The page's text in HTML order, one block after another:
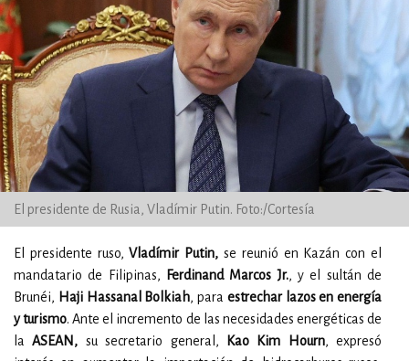
El presidente de Rusia, Vladímir Putin. Foto:/Cortesía
El presidente ruso,Vladímir Putin, se reunió en Kazán con el
mandatario de Filipinas,
Ferdinand Marcos Jr., y el sultán de
Brunéi, Haji Hassanal Bolkiah, para estrechar lazos en energía
y turismo. Ante el incremento de las necesidades energéticas de
laASEAN, su secretario general, Kao Kim Hourn, expresó